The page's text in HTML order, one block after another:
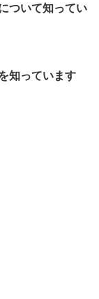
ついて知ってい
知っています